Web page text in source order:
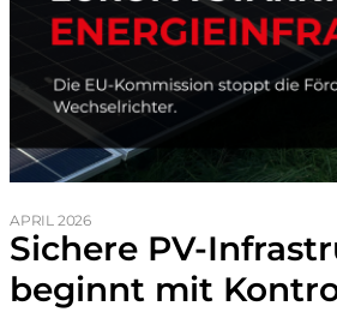
APRIL 2026
Sichere PV-
beginnt mit